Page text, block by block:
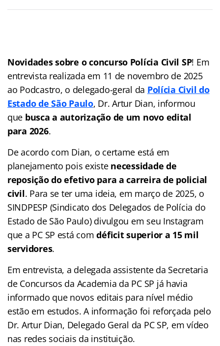
Novidades sobre o concurso Polícia Civil SP! Em
entrevista realizada em 11 de novembro de 2025
ao Podcastro, o delegado-geral da Polícia Civil do
Estado de São Paulo, Dr. Artur Dian, informou
que busca a autorização de um novo edital
para 2026.
De acordo com Dian, o certame está em
planejamento pois existenecessidade de
reposição do efetivo para a carreira de policial
civil. Para se ter uma ideia, em março de 2025, o
SINDPESP (Sindicato dos Delegados de Polícia do
Estado de São Paulo) divulgou em seu Instagram
que a PC SP está comdéficit superior a 15 mil
servidores.
Em entrevista, a delegada assistente da Secretaria
de Concursos da Academia da PC SP já havia
informado que novos editais para nível médio
estão em estudos. A informação foi reforçada pelo
Dr. Artur Dian, Delegado Geral da PC SP, em vídeo
nas redes sociais da instituição.